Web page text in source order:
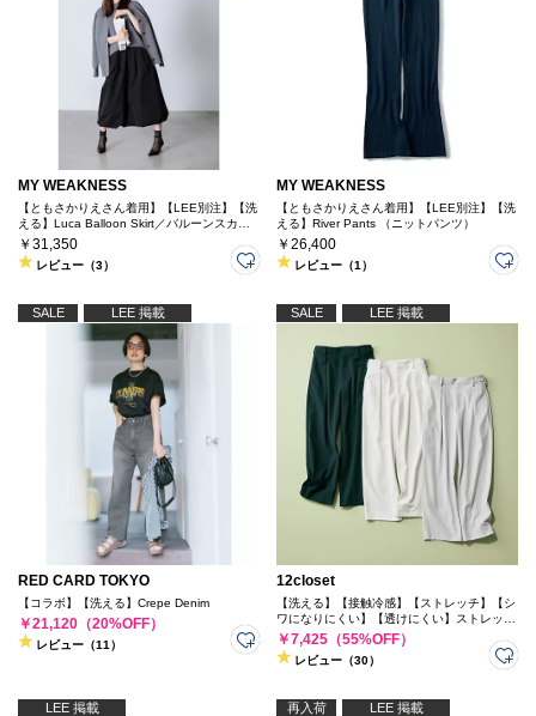
MY WEAKNESS
【ともさかりえさん着用】【LEE別注】【洗
える】Luca Balloon Skirt／バルーンスカー
ト
￥31,350
レビュー（3）
MY WEAKNESS
【ともさかりえさん着用】【LEE別注】【洗
える】River Pants （ニットパンツ）
￥26,400
レビュー（1）
SALE LEE 掲載
RED CARD TOKYO
【コラボ】【洗える】Crepe Denim
￥21,120（20%OFF）
レビュー（11）
SALE LEE 掲載
12closet
【洗える】【接触冷感】【ストレッチ】【シ
ワになりにくい】【透けにくい】ストレッチ
＆シワになりにくいドライ素材のタックパン
ツ
￥7,425（55%OFF）
レビュー（30）
LEE 掲載 再入荷 LEE 掲載